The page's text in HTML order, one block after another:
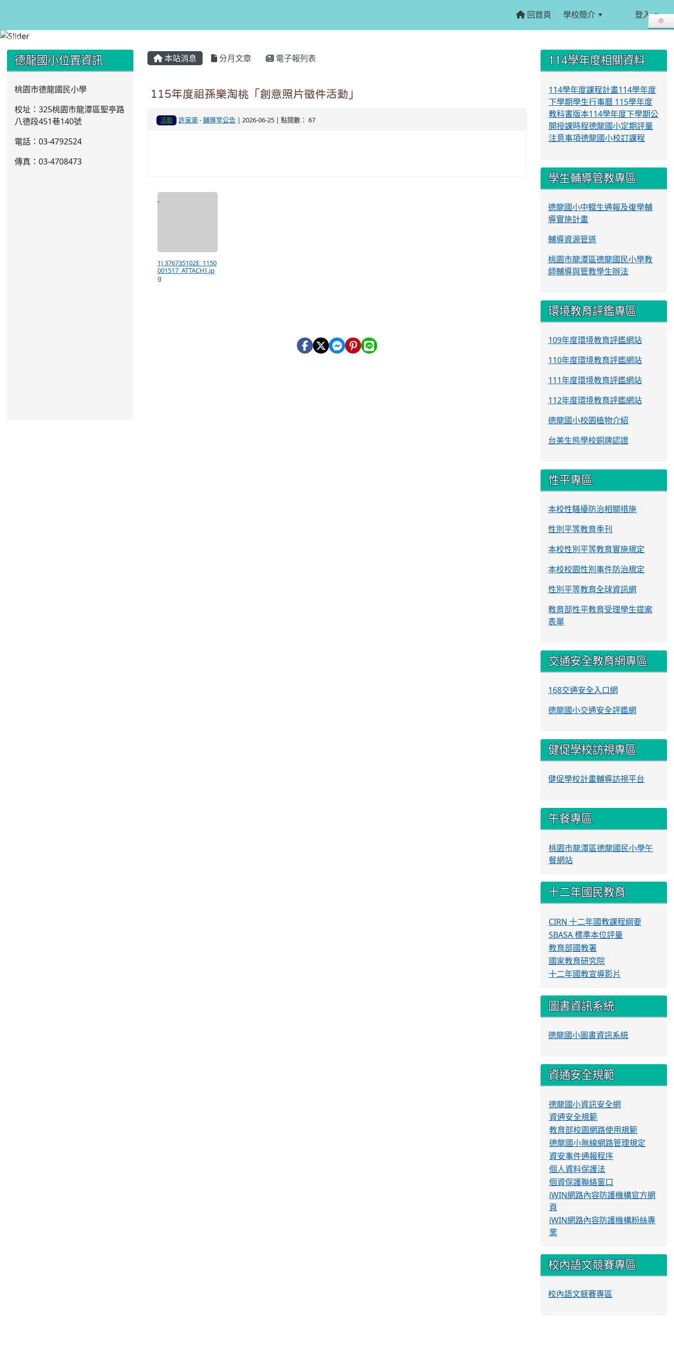
回首頁 學校簡介 登入
本站消息 分月文章 電子報列表
115年度祖孫樂淘桃「創意照片徵件活動」
活動 許家豪 -輔導室公告 | 2026-06-25 | 點閱數： 67
1) 376735102E_1150
001517_ATTACH1.jp
g
::: 德龍國小位置資訊
桃園市德龍國民小學
校址：325桃園市龍潭區聖亭路
八德段451巷140號
電話：03-4792524
傳真：03-4708473
::: 114學年度相關資料
114學年度課程計畫114學年度
下學期學生行事曆 115學年度
教科書版本114學年度下學期公
開授課時程德龍國小定期評量
注意事項德龍國小校訂課程
學生輔導管教專區
德龍國小中輟生通報及復學輔
導實施計畫
輔導資源管道
桃園市龍潭區德龍國民小學教
師輔導與管教學生辦法
環境教育評鑑專區
109年度環境教育評鑑網站
110年度環境教育評鑑網站
111年度環境教育評鑑網站
112年度環境教育評鑑網站
德龍國小校園植物介紹
台美生態學校銅牌認證
性平專區
本校性騷擾防治相關措施
性別平等教育季刊
本校性別平等教育實施規定
本校校園性別事件防治規定
性別平等教育全球資訊網
教育部性平教育受理學生提案
表單
交通安全教育網專區
168交通安全入口網
德龍國小交通安全評鑑網
健促學校訪視專區
健促學校計畫輔導訪視平台
午餐專區
桃園市龍潭區德龍國民小學午
餐網站
十二年國民教育
CIRN 十二年國教課程綱要
SBASA 標準本位評量
教育部國教署
國家教育研究院
十二年國教宣導影片
圖書資訊系統
德龍國小圖書資訊系統
資通安全規範
德龍國小資訊安全網
資通安全規範
教育部校園網路使用規範
德龍國小無線網路管理規定
資安事件通報程序
個人資料保護法
個資保護聯絡窗口
iWIN網路內容防護機構官方網
頁
iWIN網路內容防護機構粉絲專
業
校內語文競賽專區
校內語文競賽專區